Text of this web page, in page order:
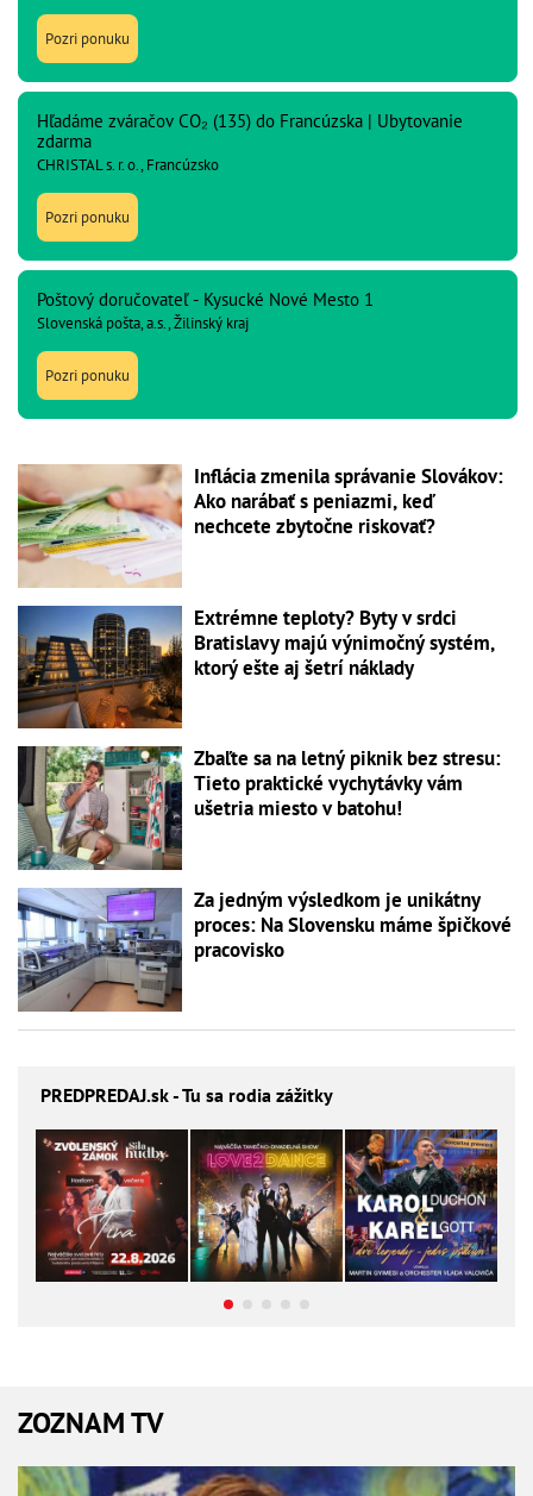
Pozri ponuku
Hľadáme zváračov CO₂ (135) do Francúzska | Ubytovanie
zdarma
CHRISTAL s. r. o., Francúzsko
Pozri ponuku
Poštový doručovateľ - Kysucké Nové Mesto 1
Slovenská pošta, a.s., Žilinský kraj
Pozri ponuku
Inflácia zmenila správanie Slovákov:
Ako narábať s peniazmi, keď
nechcete zbytočne riskovať?
Extrémne teploty? Byty v srdci
Bratislavy majú výnimočný systém,
ktorý ešte aj šetrí náklady
Zbaľte sa na letný piknik bez stresu:
Tieto praktické vychytávky vám
ušetria miesto v batohu!
Za jedným výsledkom je unikátny
proces: Na Slovensku máme špičkové
pracovisko
PREDPREDAJ.sk - Tu sa rodia zážitky
ZOZNAM TV